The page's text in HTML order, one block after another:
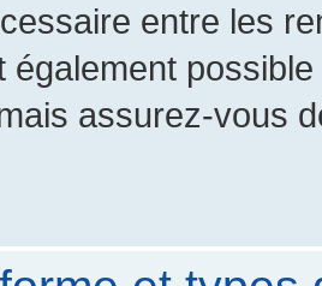
entre les
également
assurez-vous